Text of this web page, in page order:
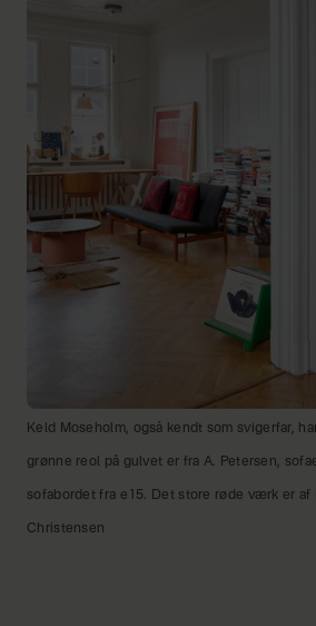
Keld Moseholm, også kendt som svigerfar,
grønne reol på gulvet er fra A. Petersen,
sofabordet fra e15. Det store røde værk er af
Christensen